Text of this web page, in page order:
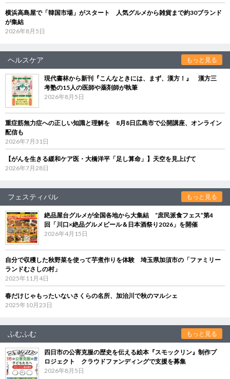
横浜高島屋で「韓国市場」がスタート 人気グルメから雑貨まで約30ブランド
が集結
2026年8月5日
ヘルスケア もっと見る
現代書林から新刊『こんなときには、まず、漢方！』 漢方三
考塾の15人の医師や薬剤師が執筆
2026年8月5日
重症筋無力症への正しい知識と理解を 8月8日広島市で公開講座、オンライン
配信も
2026年7月31日
【がんを生きる緩和ケア医・大橋洋平「足し算命」】天空を見上げて
2026年7月28日
フェスティバル もっと見る
絶品屋台グルメが全国各地から大集結 “庶民派食フェス”第4
回「川口×絶品グルメビール＆日本酒祭り2026」を開催
2026年4月15日
自分で収穫した秋野菜を使って芋煮作りを体験 埼玉県加須市の「ファミリー
ランドむさしの村」
2025年11月4日
春だけじゃもったいないさくらの名所、加治川で秋のマルシェ
2025年10月23日
ふむふむ もっと見る
四日市の公害克服の歴史を伝える絵本『スモックリン』制作プ
ロジェクト クラウドファンディングで支援を募集
2026年8月5日